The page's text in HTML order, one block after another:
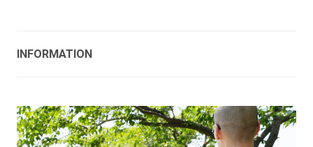
INFORMATION